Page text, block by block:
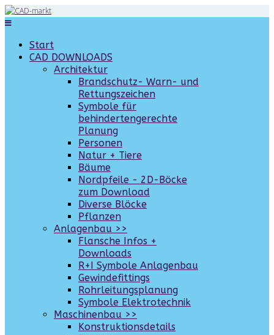
Start
CAD DOWNLOADS
Architektur
Brandschutz- Warn- und
Rettungszeichen
Symbole für
behindertengerechte
Planung
Personen
Natur + Tiere
Bäume
Nordpfeile - 2D-Böcke
zum Download
Diverse Blöcke
Pflanzen
Anlagenbau >>
Flansche Infos +
Downloads
R+I Symbole Anlagenbau
Gewindefittings
Rohrleitungsplanung
Symbole Elektrotechnik
Maschinenbau >>
Konstruktionsdetails